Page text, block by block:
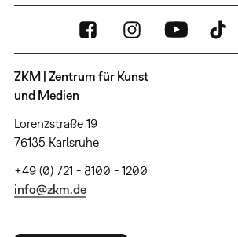
ZKM | Zentrum für Kunst
und Medien
Lorenzstraße 19
76135 Karlsruhe
+49 (0) 721 - 8100 - 1200
info@zkm.de